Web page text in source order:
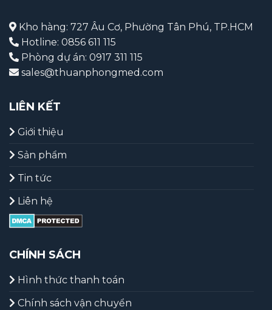
Kho hàng: 727 Âu Cơ, Phường Tân Phú, TP.HCM
Hotline: 0856 611 115
Phòng dự án: 0917 311 115
sales@thuanphongmed.com
LIÊN KẾT
Giới thiệu
Sản phẩm
Tin tức
Liên hệ
CHÍNH SÁCH
Hình thức thanh toán
Chính sách vận chuyển